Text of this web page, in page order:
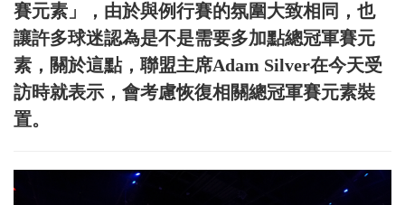
賽元素」，由於與例行賽的氛圍大致相同，也
讓許多球迷認為是不是需要多加點總冠軍賽元
素，關於這點，聯盟主席Adam Silver在今天受
訪時就表示，會考慮恢復相關總冠軍賽元素裝
置。